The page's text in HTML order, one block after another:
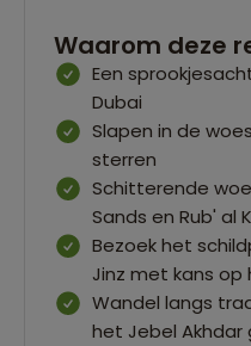
Waarom deze
Een
Dubai
Slapen in de
sterren
Schitterende
Sands en Rub' al
Bezoek het
Jinz met kans
Wandel langs
het Jebel